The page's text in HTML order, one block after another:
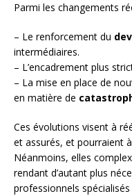
Parmi les changements
– Le renforcement du
intermédiaires.
– L’encadrement plus
– La mise en place de
en matière de
Ces évolutions visent à
et assurés, et pourraient
Néanmoins, elles
rendant d’autant plus
professionnels